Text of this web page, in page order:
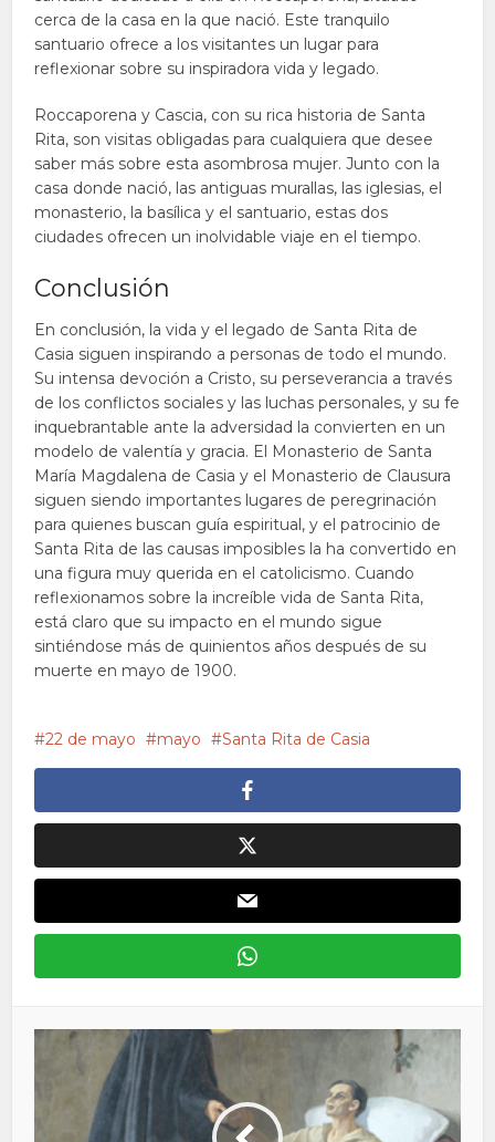
cerca de la casa en la que nació. Este tranquilo
santuario ofrece a los visitantes un lugar para
reflexionar sobre su inspiradora vida y legado.
Roccaporena y Cascia, con su rica historia de Santa
Rita, son visitas obligadas para cualquiera que desee
saber más sobre esta asombrosa mujer. Junto con la
casa donde nació, las antiguas murallas, las iglesias, el
monasterio, la basílica y el santuario, estas dos
ciudades ofrecen un inolvidable viaje en el tiempo.
Conclusión
En conclusión, la vida y el legado de Santa Rita de
Casia siguen inspirando a personas de todo el mundo.
Su intensa devoción a Cristo, su perseverancia a través
de los conflictos sociales y las luchas personales, y su fe
inquebrantable ante la adversidad la convierten en un
modelo de valentía y gracia. El Monasterio de Santa
María Magdalena de Casia y el Monasterio de Clausura
siguen siendo importantes lugares de peregrinación
para quienes buscan guía espiritual, y el patrocinio de
Santa Rita de las causas imposibles la ha convertido en
una figura muy querida en el catolicismo. Cuando
reflexionamos sobre la increíble vida de Santa Rita,
está claro que su impacto en el mundo sigue
sintiéndose más de quinientos años después de su
muerte en mayo de 1900.
22 de mayo mayo Santa Rita de Casia